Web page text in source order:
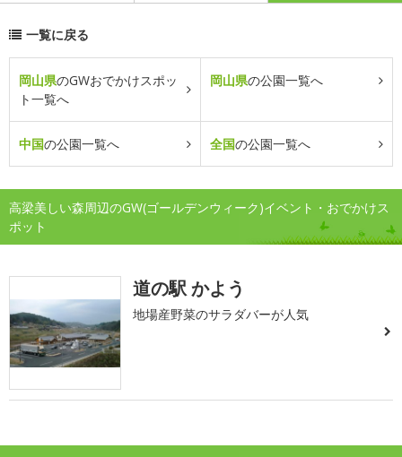
一覧に戻る
岡山県のGWおでかけスポッ
ト一覧へ
岡山県の公園一覧へ
中国の公園一覧へ 全国の公園一覧へ
高梁美しい森周辺のGW(ゴールデンウィーク)イベント・おでかけス
ポット
道の駅 かよう
地場産野菜のサラダバーが人気